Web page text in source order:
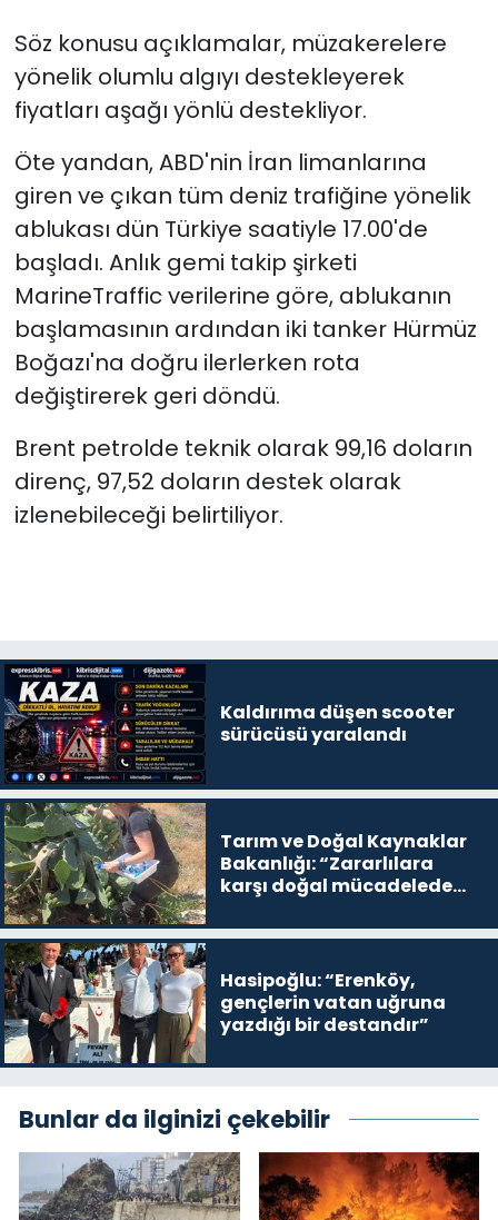
Söz konusu açıklamalar, müzakerelere
yönelik olumlu algıyı destekleyerek
fiyatları aşağı yönlü destekliyor.
Öte yandan, ABD'nin İran limanlarına
giren ve çıkan tüm deniz trafiğine yönelik
ablukası dün Türkiye saatiyle 17.00'de
başladı. Anlık gemi takip şirketi
MarineTraffic verilerine göre, ablukanın
başlamasının ardından iki tanker Hürmüz
Boğazı'na doğru ilerlerken rota
değiştirerek geri döndü.
Brent petrolde teknik olarak 99,16 doların
direnç, 97,52 doların destek olarak
izlenebileceği belirtiliyor.
Kaldırıma düşen scooter
sürücüsü yaralandı
Tarım ve Doğal Kaynaklar
Bakanlığı: “Zararlılara
karşı doğal mücadelede
Hasipoğlu: “Erenköy,
gençlerin vatan uğruna
yazdığı bir destandır”
Bunlar da ilginizi çekebilir